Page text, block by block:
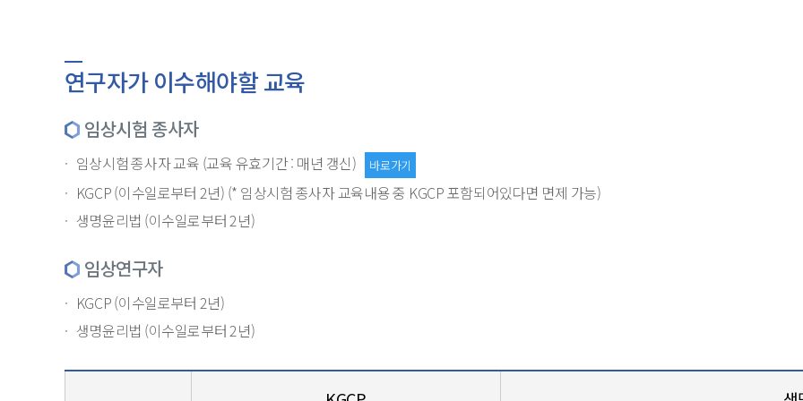
연구자가 이수해야할 교육
임상시험 종사자
임상시험 종사자 교육 (교육 유효기간 : 매년 갱신) 바로가기
KGCP (이수일로부터 2년) (* 임상시험 종사자 교육내용 중 KGCP 포함되어있다면 면제 가능)
생명윤리법 (이수일로부터 2년)
임상연구자
KGCP (이수일로부터 2년)
생명윤리법 (이수일로부터 2년)